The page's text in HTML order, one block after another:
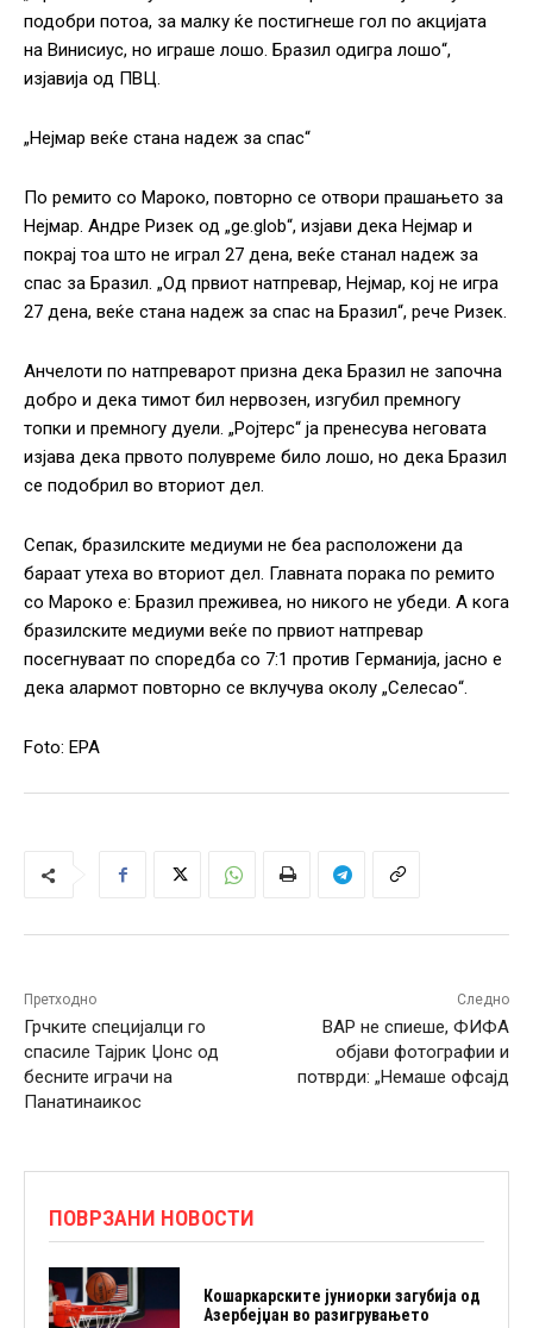
подобри потоа, за малку ќе постигнеше гол по акцијата
на Винисиус, но играше лошо. Бразил одигра лошо“,
изјавија од ПВЦ.
„Нејмар веќе стана надеж за спас“
По ремито со Мароко, повторно се отвори прашањето за
Нејмар. Андре Ризек од „ge.glob“, изјави дека Нејмар и
покрај тоа што не играл 27 дена, веќе станал надеж за
спас за Бразил. „Од првиот натпревар, Нејмар, кој не игра
27 дена, веќе стана надеж за спас на Бразил“, рече Ризек.
Анчелоти по натпреварот призна дека Бразил не започна
добро и дека тимот бил нервозен, изгубил премногу
топки и премногу дуели. „Ројтерс“ ја пренесува неговата
изјава дека првото полувреме било лошо, но дека Бразил
се подобрил во вториот дел.
Сепак, бразилските медиуми не беа расположени да
бараат утеха во вториот дел. Главната порака по ремито
со Мароко е: Бразил преживеа, но никого не убеди. А кога
бразилските медиуми веќе по првиот натпревар
посегнуваат по споредба со 7:1 против Германија, јасно е
дека алармот повторно се вклучува околу „Селесао“.
Foto: EPA
Претходно
Грчките специјалци го
спасиле Тајрик Џонс од
бесните играчи на
Панатинаикос
Следно
ВАР не спиеше, ФИФА
објави фотографии и
потврди: „Немаше офсајд
ПОВРЗАНИ НОВОСТИ
Кошаркарските јуниорки загубија од
Азербејџан во разигрувањето